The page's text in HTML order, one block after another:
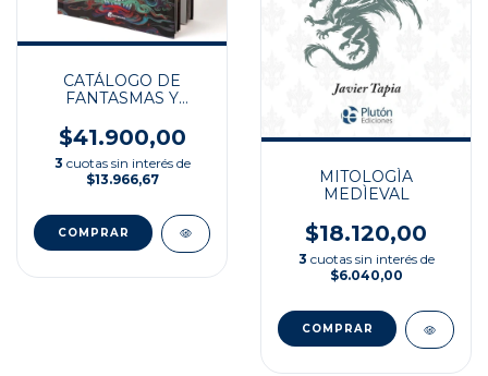
CATÁLOGO DE
FANTASMAS Y
ANTIGUA CHINA
$41.900,00
3 cuotas sin interés de
$13.966,67
MITOLOGÌA
MEDÌEVAL
$18.120,00
3 cuotas sin interés de
$6.040,00